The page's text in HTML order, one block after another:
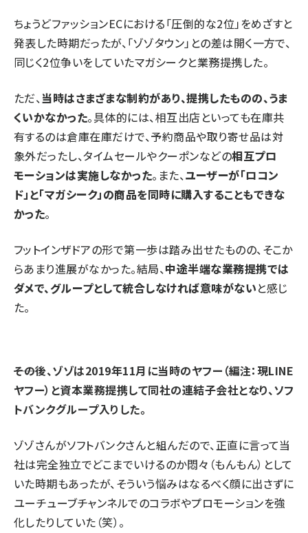
ちょうどファッションECにおける「圧倒的な2位」をめざすと
発表した時期だったが、「ゾゾタウン」との差は開く一方で、
同じく2位争いをしていたマガシークと業務提携した。
ただ、当時はさまざまな制約があり、提携したものの、うま
くいかなかった。具体的には、相互出店といっても在庫共
有するのは倉庫在庫だけで、予約商品や取り寄せ品は対
象外だったし、タイムセールやクーポンなどの相互プロ
モーションは実施しなかった。また、ユーザーが「ロコン
ド」と「マガシーク」の商品を同時に購入することもできな
かった。
フットインザドアの形で第一歩は踏み出せたものの、そこか
らあまり進展がなかった。結局、中途半端な業務提携では
ダメで、グループとして統合しなければ意味がないと感じ
た。
――その後、ゾゾは2019年11月に当時のヤフー（編注：現LINE
ヤフー）と資本業務提携して同社の連結子会社となり、ソフ
トバンクグループ入りした。
ゾゾさんがソフトバンクさんと組んだので、正直に言って当
社は完全独立でどこまでいけるのか悶々（もんもん）として
いた時期もあったが、そういう悩みはなるべく顔に出さずに
ユーチューブチャンネルでのコラボやプロモーションを強
化したりしていた（笑）。